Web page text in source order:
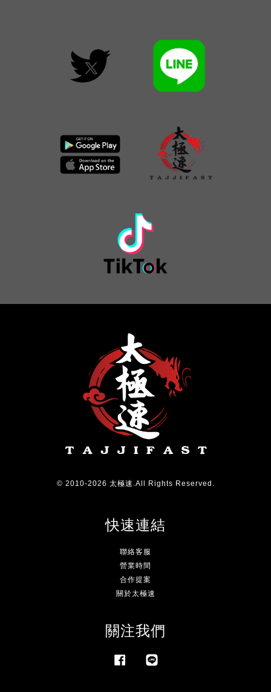
© 2010-2026 太極速.All Rights Reserved.
快速連結
聯絡客服
營業時間
合作提案
關於太極速
關注我們
Facebook